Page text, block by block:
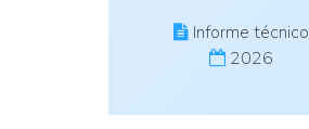
Informe técnico
2026